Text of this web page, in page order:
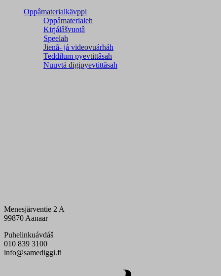
Oppâmaterialkävppi
Oppâmaterialeh
Kirjálâšvuotâ
Speelah
Jienâ- já videovuárháh
Teddilum pyevtittâsah
Nuuvtá digipyevtittâsah
Menesjärventie 2 A
99870 Aanaar
Puhelinkuávdáš
010 839 3100
info@samediggi.fi